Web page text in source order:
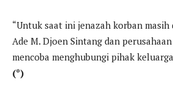
“Untuk saat ini jenazah korban masih
Ade M. Djoen Sintang dan
mencoba menghubungi pihak
(*)